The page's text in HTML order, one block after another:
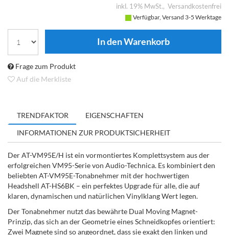
inkl. 19% MwSt. Versandkostenfrei
Verfügbar, Versand 3-5 Werktage
Frage zum Produkt
Auf die Merkliste
TRENDFAKTOR
EIGENSCHAFTEN
INFORMATIONEN ZUR PRODUKTSICHERHEIT
Der AT-VM95E/H ist ein vormontiertes Komplettsystem aus der
erfolgreichen VM95-Serie von Audio-Technica. Es kombiniert den
beliebten AT-VM95E-Tonabnehmer mit der hochwertigen
Headshell AT-HS6BK – ein perfektes Upgrade für alle, die auf
klaren, dynamischen und natürlichen Vinylklang Wert legen.
Der Tonabnehmer nutzt das bewährte Dual Moving Magnet-
Prinzip, das sich an der Geometrie eines Schneidkopfes orientiert:
Zwei Magnete sind so angeordnet, dass sie exakt den linken und